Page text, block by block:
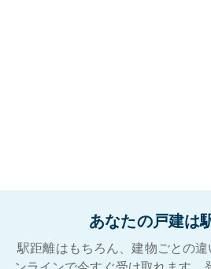
あなたの戸建は
駅距離はもちろん、建物ごとの